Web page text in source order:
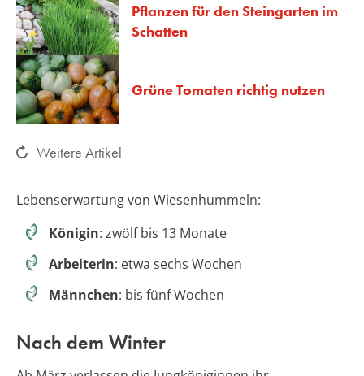
Pflanzen für den Steingarten im
Schatten
Grüne Tomaten richtig nutzen
Weitere Artikel
Lebenserwartung von Wiesenhummeln:
Königin: zwölf bis 13 Monate
Arbeiterin: etwa sechs Wochen
Männchen: bis fünf Wochen
Nach dem Winter